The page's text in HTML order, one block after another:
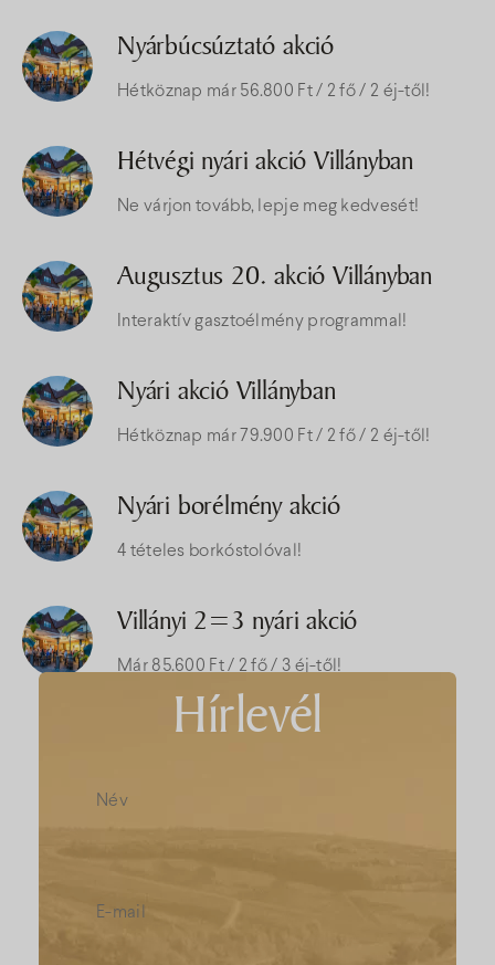
Nyárbúcsúztató akció
Hétköznap már 56.800 Ft / 2 fő / 2 éj-től!
Hétvégi nyári akció Villányban
Ne várjon tovább, lepje meg kedvesét!
Augusztus 20. akció Villányban
Interaktív gasztoélmény programmal!
Nyári akció Villányban
Hétköznap már 79.900 Ft / 2 fő / 2 éj-től!
Nyári borélmény akció
4 tételes borkóstolóval!
Villányi 2=3 nyári akció
Már 85.600 Ft / 2 fő / 3 éj-től!
Hírlevél